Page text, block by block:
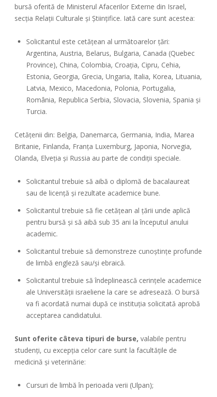
bursă oferită de Ministerul Afacerilor Externe din Israel,
secția Relații Culturale și Științifice. Iată care sunt acestea:
Solicitantul este cetățean al următoarelor țări:
Argentina, Austria, Belarus, Bulgaria, Canada (Quebec
Province), China, Colombia, Croația, Cipru, Cehia,
Estonia, Georgia, Grecia, Ungaria, Italia, Korea, Lituania,
Latvia, Mexico, Macedonia, Polonia, Portugalia,
România, Republica Serbia, Slovacia, Slovenia, Spania și
Turcia.
Cetățenii din: Belgia, Danemarca, Germania, India, Marea
Britanie, Finlanda, Franța Luxemburg, Japonia, Norvegia,
Olanda, Elveția și Russia au parte de condiții speciale.
Solicitantul trebuie să aibă o diplomă de bacalaureat
sau de licență și rezultate academice bune.
Solicitantul trebuie să fie cetățean al țării unde aplică
pentru bursă și să aibă sub 35 ani la începutul anului
academic.
Solicitantul trebuie să demonstreze cunoștințe profunde
de limbă engleză sau/și ebraică.
Solicitantul trebuie să îndeplinească cerințele academice
ale Universității israeliene la care se adresează. O bursă
va fi acordată numai după ce instituția solicitată aprobă
acceptarea candidatului.
Sunt oferite câteva tipuri de burse, valabile pentru
studenți, cu excepția celor care sunt la facultățile de
medicină și veterinărie:
Cursuri de limbă în perioada verii (Ulpan);